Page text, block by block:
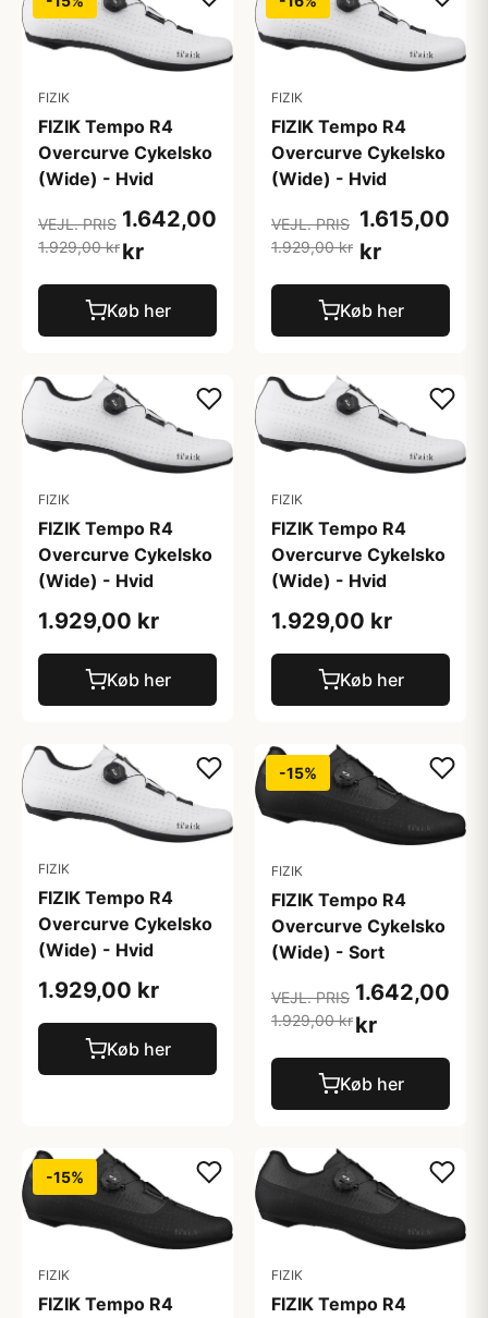
FIZIK
FIZIK Tempo R4
Overcurve Cykelsko
(Wide) - Hvid
VEJL. PRIS
1.929,00 kr
1.642,00
kr
Køb her
FIZIK
FIZIK Tempo R4
Overcurve Cykelsko
(Wide) - Hvid
VEJL. PRIS
1.929,00 kr
1.615,00
kr
Køb her
FIZIK
FIZIK Tempo R4
Overcurve Cykelsko
(Wide) - Hvid
1.929,00 kr
Køb her
FIZIK
FIZIK Tempo R4
Overcurve Cykelsko
(Wide) - Hvid
1.929,00 kr
Køb her
FIZIK
FIZIK Tempo R4
Overcurve Cykelsko
(Wide) - Hvid
1.929,00 kr
Køb her
-15%
FIZIK
FIZIK Tempo R4
Overcurve Cykelsko
(Wide) - Sort
VEJL. PRIS
1.929,00 kr
1.642,00
kr
Køb her
-15%
FIZIK
FIZIK Tempo R4
FIZIK
FIZIK Tempo R4